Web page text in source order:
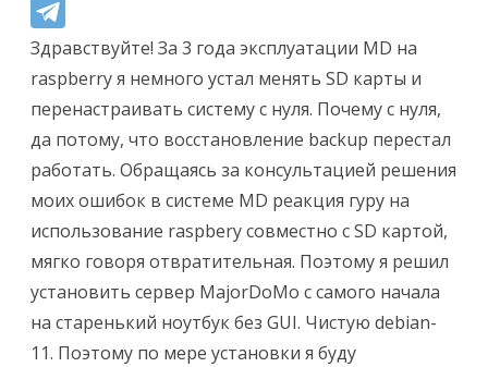
Здравствуйте! За 3 года эксплуатации MD на
raspberry я немного устал менять SD карты и
перенастраивать систему с нуля. Почему с нуля,
да потому, что восстановление backup перестал
работать. Обращаясь за консультацией решения
моих ошибок в системе MD реакция гуру на
использование raspbery совместно с SD картой,
мягко говоря отвратительная. Поэтому я решил
установить сервер MajorDoMo с самого начала
на старенький ноутбук без GUI. Чиcтую debian-
11. Поэтому по мере установки я буду